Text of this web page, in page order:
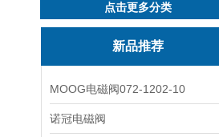
点击更多分类
新品推荐
MOOG电磁阀072-1202-10
诺冠电磁阀